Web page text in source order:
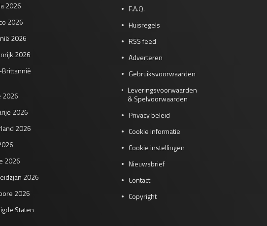
2026
2026
2026
2026
Brittannië
2026
2026
2026
2026
2026
2026
Staten
F.A.Q.
Huisregels
RSS feed
Adverteren
Gebruiksvoorwaarden
Leveringsvoorwaarden
& Spelvoorwaarden
Privacy beleid
Cookie informatie
Cookie instellingen
Nieuwsbrief
Contact
Copyright